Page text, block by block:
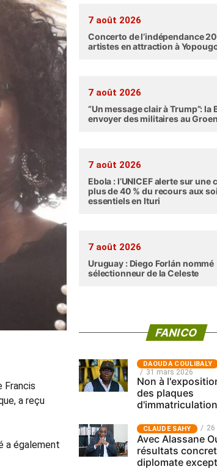
Francis
a reçu
a également
7 août 2026
Concerto de l’indépendance
artistes en attraction à
7 août 2026
“Un message clair à Trump”: la
envoyer des militaires au
7 août 2026
Ebola : l’UNICEF alerte sur une
plus de 40 % du recours aux
essentiels en Ituri
7 août 2026
Uruguay : Diego Forlán nommé
sélectionneur de la Celeste
FANICO
‎DAOUDA COULIBALY
31 mars 2026
Non à
des plaques
d'immatriculation
CLAUDE SAHY 26
Avec Alassane
résultats
diplomate